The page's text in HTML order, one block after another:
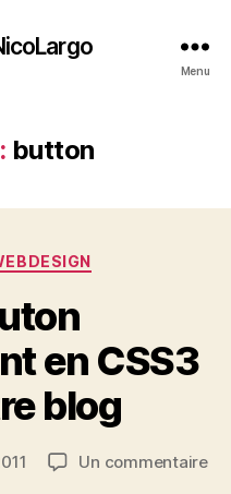
Menu
button
en CSS3
blog
Un commentairesur